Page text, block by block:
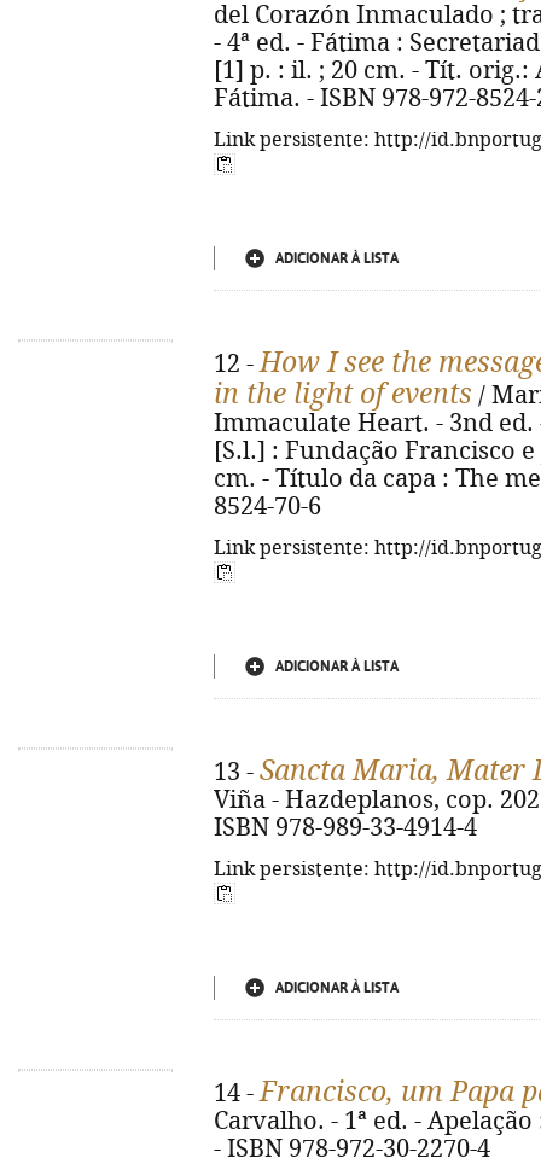
del Corazón Inmaculado ;
- 4ª ed. - Fátima :
[1] p. : il. ; 20 cm. - Tít. orig.:
Fátima. - ISBN 978-972-8524-
Link persistente: http://
ADICIONAR À LISTA
12 -How I see the
in the light of events /
Immaculate Heart. - 3nd
[S.l.] : Fundação Francisco
cm. - Título da capa : The
8524-70-6
Link persistente: http://
ADICIONAR À LISTA
13 - Sancta Maria, Mater
Viña - Hazdeplanos, cop.
ISBN 978-989-33-4914-4
Link persistente: http://
ADICIONAR À LISTA
14 -Francisco, um Papa
Carvalho. - 1ª ed. -
- ISBN 978-972-30-2270-4